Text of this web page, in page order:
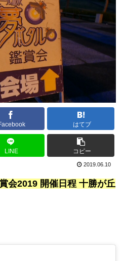
はてブ
LINE コピー
2019.06.10
会2019 開催日程 十勝が丘